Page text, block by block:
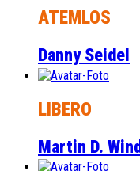
ATEMLOS
Danny Seidel
LIBERO
Martin D. Wind